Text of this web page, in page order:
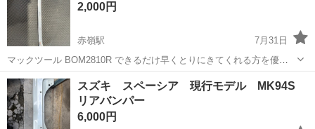
2,000円
赤嶺駅
7月31日
マックツール BOM2810R できるだけ早くとりにきてくれる方を優先
させていただきます。 よろしくおねがいします。
沖縄 豊見城市 赤嶺駅 ツール
スズキ スペーシア 現行モデル MK94S
リアバンパー
6,000円